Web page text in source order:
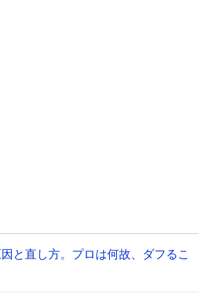
と直し方。プロは何故、ダフるこ